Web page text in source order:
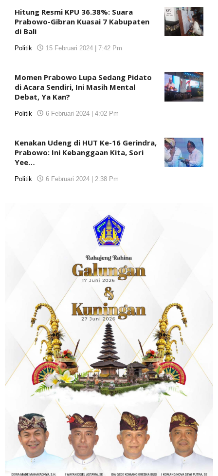
Hitung Resmi KPU 36.38%: Suara
Prabowo-Gibran Kuasai 7 Kabupaten
di Bali
Politik 15 Februari 2024 | 7:42 Pm
Momen Prabowo Lupa Sedang Pidato
di Acara Sendiri, Ini Masih Mental
Debat, Ya Kan?
Politik 6 Februari 2024 | 4:02 Pm
Kenakan Udeng di HUT Ke-16 Gerindra,
Prabowo: Ini Kebanggaan Kita, Sori
Yee…
Politik 6 Februari 2024 | 2:38 Pm